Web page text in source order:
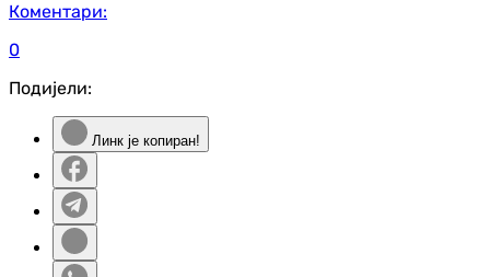
Коментари:
0
Подијели:
Линк је копиран!